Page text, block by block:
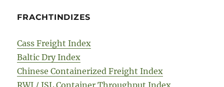
FRACHTINDIZES
Cass Freight Index
Baltic Dry Index
Chinese Containerized Freight Index